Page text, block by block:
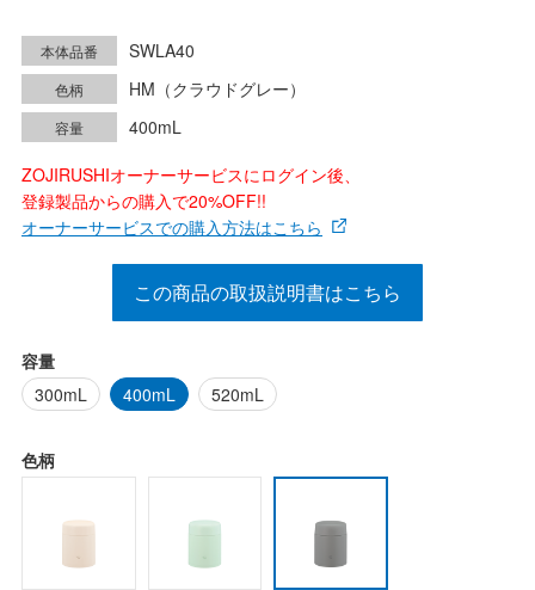
本体品番 SWLA40
色柄 HM（クラウドグレー）
容量
400mL
ZOJIRUSHIオーナーサービスにログイン後、
登録製品からの購入で20%OFF!!
オーナーサービスでの購入方法はこちら
この商品の取扱説明書はこちら
容量
300mL
400mL 520mL
色柄